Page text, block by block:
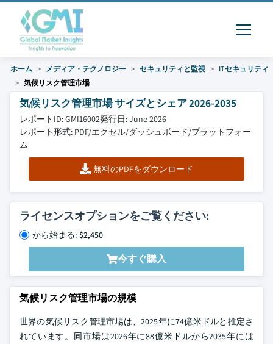
ホーム メディア・テクノロジー セキュリティと監視
ITセキュリティ
気候リスク管理市場
気候リスク管理市場 サイズとシェア 2026-2035
レポートID: GMI16002発行日: June 2026
レポート形式: PDF/エクセル/ダッシュボード/プラットフォー
ム
無料のPDFをダウンロード
ライセンスオプションをご覧ください:
から始まる: $2,450
今すぐ購入
気候リスク管理市場の規模
世界の気候リスク管理市場は、2025年に74億米ドルと推定さ
れています。同市場は2026年に88億米ドルから2035年には